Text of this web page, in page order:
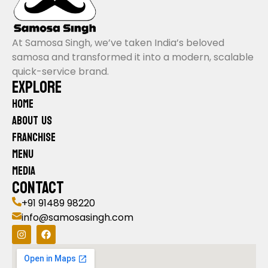
tellus. Phasellus viverra nulla ut metus varius
laoreet. Quisque rutrum. Aenean imperdiet.
Etiam ultricies nisi vel augue. Curabitur
ullamcorper ultricies nisi. Nam eget dui.
Etiam rhoncus. Maecenas tempus, tellus
eget condimentum rhoncus, sem quam
semper libero, sit amet adipiscing sem
neque sed ipsum. Nam quam nunc, blandit
vel, luctus pulvinar, hendrerit id, lorem.
Maecenas nec odio et ante tincidunt
tempus. Donec vitae sapien ut libero
venenatis faucibus. Nullam quis ante. Etiam
sit amet orci eget eros faucibus tincidunt.
Duis leo. Sed fringilla mauris sit amet nibh.
Donec sodales sagittis magna. Sed
consequat, leo eget bibendum sodales,
augue velit cursus nunc,
At Samosa Singh, we’ve taken India’s beloved
samosa and transformed it into a modern, scalable
quick-service brand.
EXPLORE
Home
About Us
Franchise
Menu
Media
CONTACT
+91 91489 98220
info@samosasingh.com